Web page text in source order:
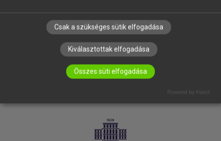
IRATKOZZ FEL HÍRLEVELÜNKRE!
Csak a szükséges sütik elfogadása
Kiválasztottak elfogadása
Összes süti elfogadása
Powered by Klaro!